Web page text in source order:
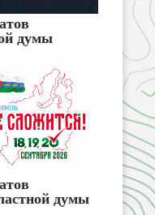
думы
думы